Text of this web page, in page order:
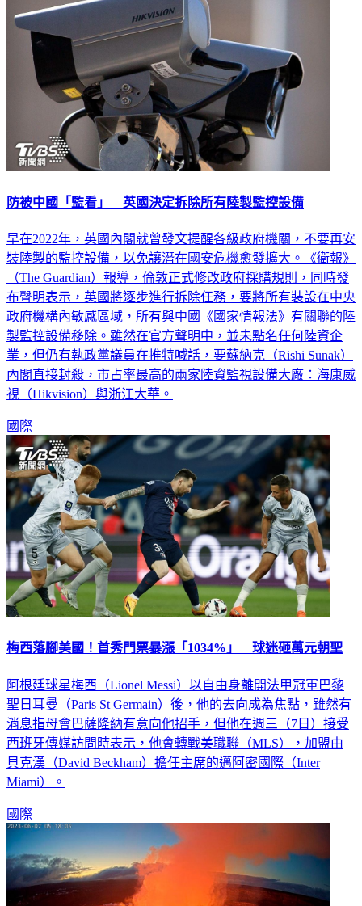
防被中國「監看」 英國決定拆除所有陸製監控設備
早在2022年，英國內閣就曾發文提醒各級政府機關，不要再安
裝陸製的監控設備，以免讓潛在國安危機愈發擴大。《衛報》
（The Guardian）報導，倫敦正式修改政府採購規則，同時發
布聲明表示，英國將逐步進行拆除任務，要將所有裝設在中央
政府機構內敏感區域，所有與中國《國家情報法》有關聯的陸
製監控設備移除。雖然在官方聲明中，並未點名任何陸資企
業，但仍有執政黨議員在推特喊話，要蘇納克（Rishi Sunak）
內閣直接封殺，市占率最高的兩家陸資監視設備大廠：海康威
視（Hikvision）與浙江大華。
國際
梅西落腳美國！首秀門票暴漲「1034%」 球迷砸萬元朝聖
阿根廷球星梅西（Lionel Messi）以自由身離開法甲冠軍巴黎
聖日耳曼（Paris St Germain）後，他的去向成為焦點，雖然有
消息指母會巴薩隆納有意向他招手，但他在週三（7日）接受
西班牙傳媒訪問時表示，他會轉戰美職聯（MLS），加盟由
貝克漢（David Beckham）擔任主席的邁阿密國際（Inter
Miami）。
國際